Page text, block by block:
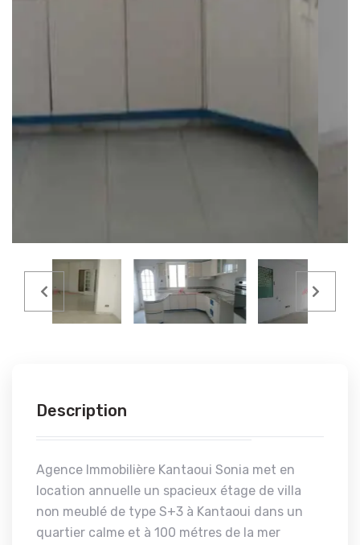
Description
Agence Immobilière Kantaoui Sonia met en
location annuelle un spacieux étage de villa
non meublé de type S+3 à Kantaoui dans un
quartier calme et à 100 métres de la mer